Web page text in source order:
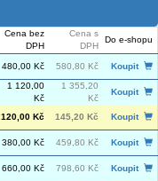
Cena bez
DPH
Cena s
DPH
Do e-shopu
480,00 Kč 580,80 Kč
Koupit
1 120,00
Kč
1 355,20
Kč
Koupit
120,00 Kč 145,20 Kč
Koupit
380,00 Kč 459,80 Kč
Koupit
660,00 Kč 798,60 Kč
Koupit